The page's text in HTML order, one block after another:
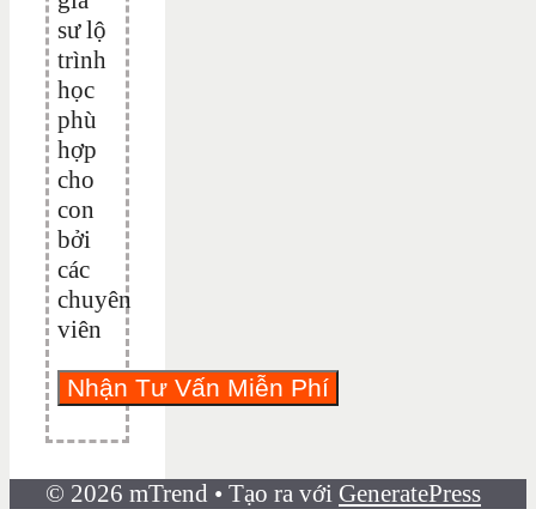
sư lộ
trình
học
phù
hợp
cho
con
bởi
các
chuyên
viên
© 2026 mTrend • Tạo ra với GeneratePress